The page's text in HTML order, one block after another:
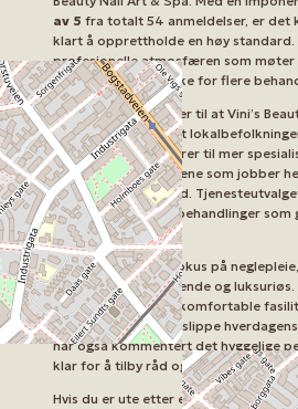
av 5 fra totalt 54 anmeldelser, er det
klart å opprettholde en høy standard.
profesjonelle atmosfæren som møter
fleste kommer tilbake for flere
Det er mange grunner til at Vini’s
blitt en favoritt blant
fra klassiske manikyrer til mer
nail art. De ekspertene som jobber
kunde går ut fornøyd.
enkle og avanserte behandlinger som
finish.
Til tross for deres fokus på
spaet både avslappende og
innredningen og de komfortable
ideelt sted for å unnslippe
har også kommentert det hyggelige
klar for å tilby råd og veiledning.
Hvis du er ute etter en fantastisk